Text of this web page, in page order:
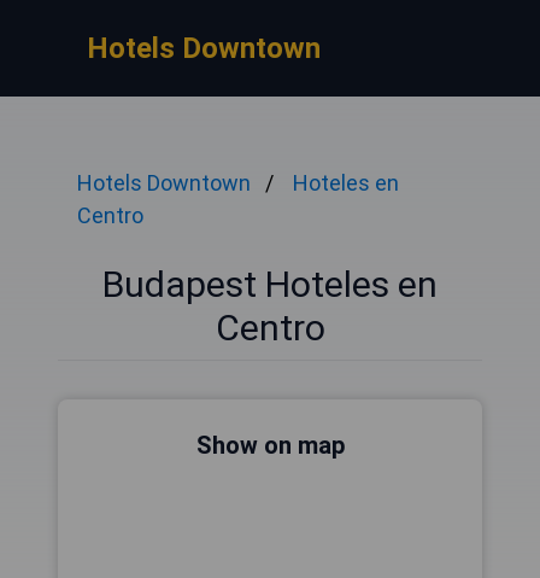
Hotels Downtown
Hotels Downtown
Hoteles en
Centro
Budapest Hoteles en
Centro
Show on map